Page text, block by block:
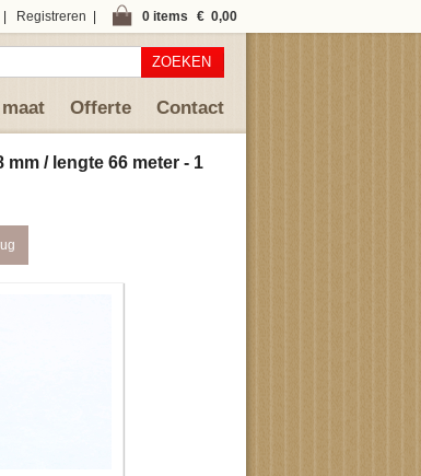
0 items € 0,00
Registreren
ZOEKEN
Offerte Contact
/ lengte 66 meter - 1